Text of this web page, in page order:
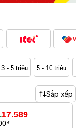
3 - 5 triệu 5 - 10 triệu
Sắp xếp
17.589